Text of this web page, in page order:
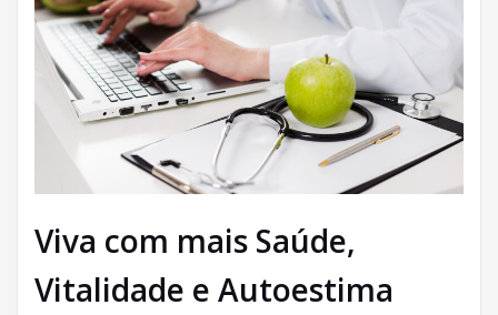
Viva com mais Saúde,
Vitalidade e Autoestima